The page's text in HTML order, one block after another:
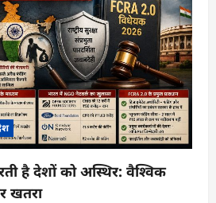
है देशों को अस्थिर: वैश्विक
खतरा